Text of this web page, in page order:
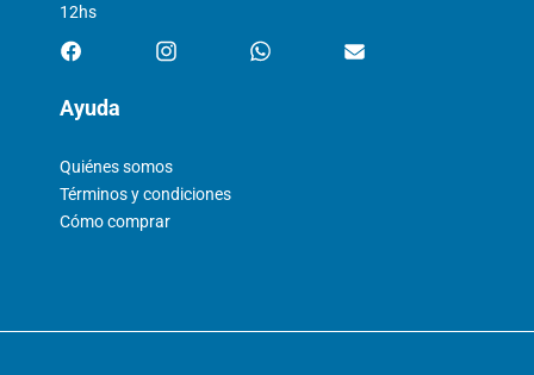
12hs
Ayuda
Quiénes somos
Términos y condiciones
Cómo comprar